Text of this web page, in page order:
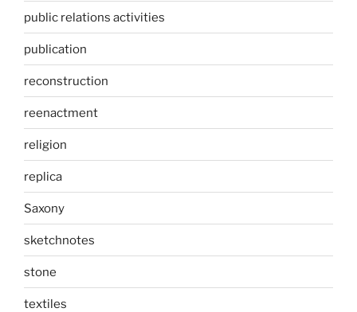
public relations activities
publication
reconstruction
reenactment
religion
replica
Saxony
sketchnotes
stone
textiles